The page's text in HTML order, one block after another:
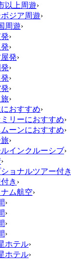
以上周遊›
ジア周遊›
周遊›
›
›
発›
›
›
›
›
おすすめ›
リーにおすすめ›
ーンにおすすめ›
›
インクルーシブ›
›
ョナルツアー付き
き ›
ム航空›
›
›
›
›
ホテル›
ホテル›